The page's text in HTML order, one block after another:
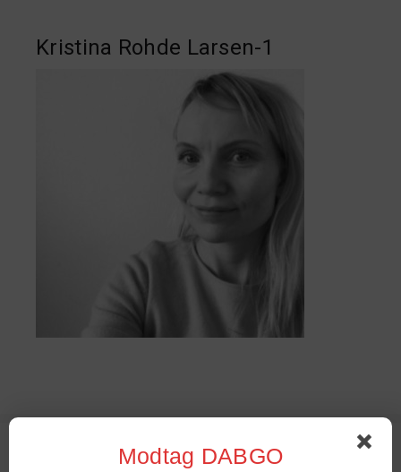
Kristina Rohde Larsen-1
Sommer Stambord 2022
Modtag DABGO